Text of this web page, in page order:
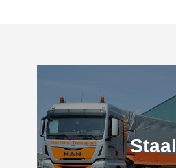
Staal